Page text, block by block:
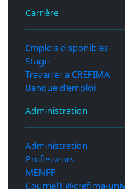
Carrière
Emplois disponibles
Stage
Travailler à CREFIMA
Banque d'emploi
Administration
Administration
Professeurs
MENFP
Courriel1 @crefima-